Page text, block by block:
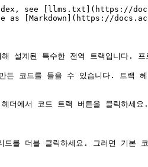
see [llms.txt](https://
as [Markdown](https://
설계된 특수한 전역 트랙입니다.
든 코드를 들을 수 있습니다. 트
더에서 코드 트랙 버튼을 클릭하세요.
드를 더블 클릭하세요. 그러면 기본